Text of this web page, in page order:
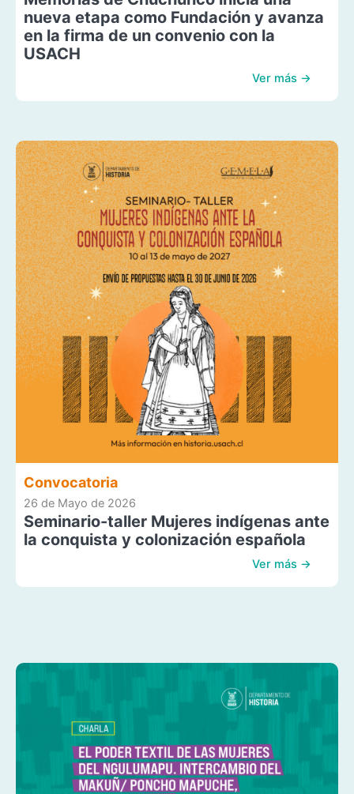
nueva etapa como Fundación y avanza
en la firma de un convenio con la
USACH
Ver más →
Convocatoria
26 de Mayo de 2026
Seminario-taller Mujeres indígenas ante
la conquista y colonización española
Ver más →